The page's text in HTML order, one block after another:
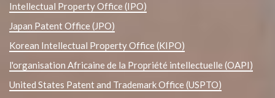
Intellectual Property Office (IPO)
Japan Patent Office (JPO)
Korean Intellectual Property Office (KIPO)
l'organisation Africaine de la Propriété intellectuelle (OAPI)
United States Patent and Trademark Office (USPTO)